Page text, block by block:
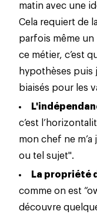
matin avec une
Cela requiert de
parfois même
ce métier, c’est
hypothèses puis
biaisés pour les
c’est
mon chef ne m’a
ou tel sujet".
La propriété
comme on est
découvre